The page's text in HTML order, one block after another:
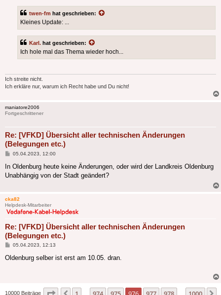
twen-fm hat geschrieben:
Kleines Update: ...
Karl. hat geschrieben:
Ich hole mal das Thema wieder hoch...
Ich streite nicht.
Ich erkläre nur, warum ich Recht habe und Du nicht!
maniatore2006
Fortgeschrittener
Re: [VFKD] Übersicht aller technischen Änderungen
(Belegungen etc.)
Beitrag
05.04.2023, 12:00
In Oldenburg heute keine Änderungen, oder wird der Landkreis Oldenburg
Unabhängig von der Stadt geändert?
cka82
Helpdesk-Mitarbeiter
Re: [VFKD] Übersicht aller technischen Änderungen
(Belegungen etc.)
Beitrag
05.04.2023, 12:13
Oldenburg selber ist erst am 10.05. dran.
10000 Beiträge Seite 976 von1000